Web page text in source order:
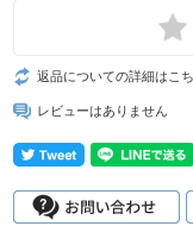
返品についての詳細はこ
レビューはありません